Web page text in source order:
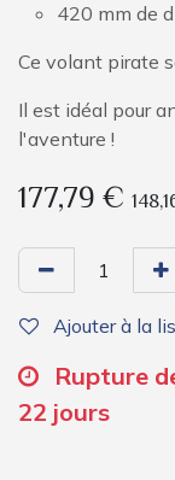
420 mm de
Ce volant pirate
Il est idéal pour
l'aventure !
177,79€
Ajouter à la
Rupture
22 jours